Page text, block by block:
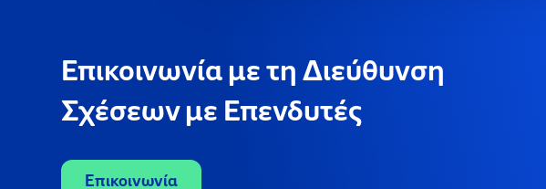
Επικοινωνία με τη Διεύθυνση
Σχέσεων με Επενδυτές
Επικοινωνία